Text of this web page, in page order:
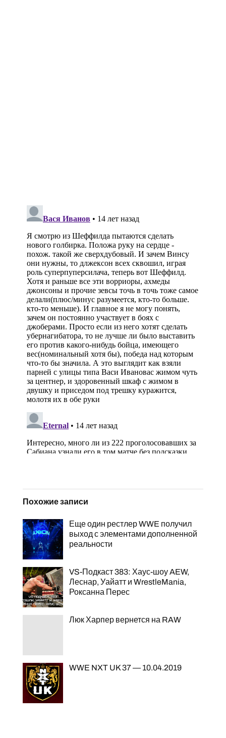
Похожие записи
Еще один рестлер WWE получил
выход с элементами дополненной
реальности
VS-Подкаст 383: Хаус-шоу AEW,
Леснар, Уайатт и WrestleMania,
Роксанна Перес
Люк Харпер вернется на RAW
WWE NXT UK 37 — 10.04.2019